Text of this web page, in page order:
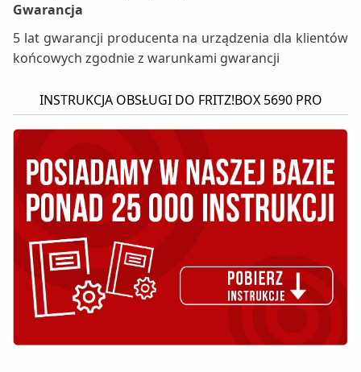
Gwarancja
5 lat gwarancji producenta na urządzenia dla klientów
końcowych zgodnie z warunkami gwarancji
INSTRUKCJA OBSŁUGI DO FRITZ!BOX 5690 PRO